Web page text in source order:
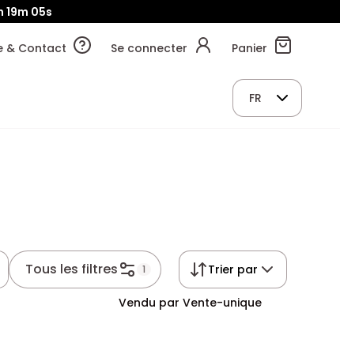
19m 04s
& Contact Se connecter Panier
FR
Tous les filtres 1 Trier par
Vendu par Vente-unique